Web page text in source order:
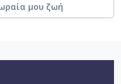
μου ζωή